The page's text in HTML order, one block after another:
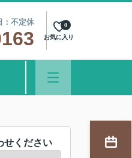
不定休
お気に入り
0
せください